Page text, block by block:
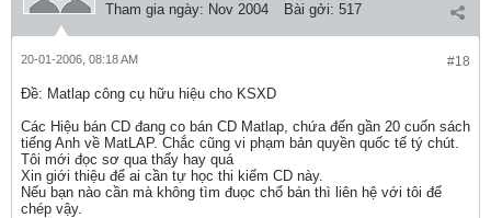
Tham gia ngày: Nov 2004 Bài gởi: 517
#18
20-01-2006, 08:18 AM
Ðề: Matlap công cụ hữu hiệu cho KSXD
Các Hiệu bán CD đang co bán CD Matlap, chứa đến gần 20 cuốn sách
tiếng Anh về MatLAP. Chắc cũng vi phạm bản quyền quốc tế tý chút.
Tôi mới đọc sơ qua thấy hay quá
Xin giới thiệu để ai cần tự học thi kiếm CD này.
Nếu bạn nào cần mà không tìm đuọc chổ bán thì liên hệ với tôi để
chép vậy.